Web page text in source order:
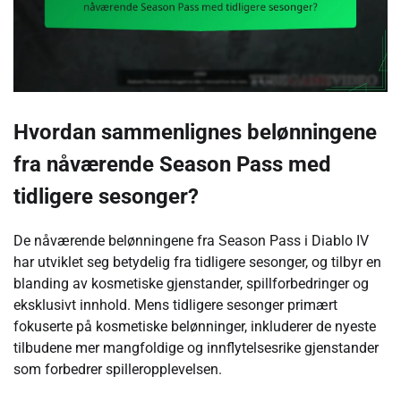
Hvordan sammenlignes belønningene
fra nåværende Season Pass med
tidligere sesonger?
De nåværende belønningene fra Season Pass i Diablo IV
har utviklet seg betydelig fra tidligere sesonger, og tilbyr en
blanding av kosmetiske gjenstander, spillforbedringer og
eksklusivt innhold. Mens tidligere sesonger primært
fokuserte på kosmetiske belønninger, inkluderer de nyeste
tilbudene mer mangfoldige og innflytelsesrike gjenstander
som forbedrer spilleropplevelsen.